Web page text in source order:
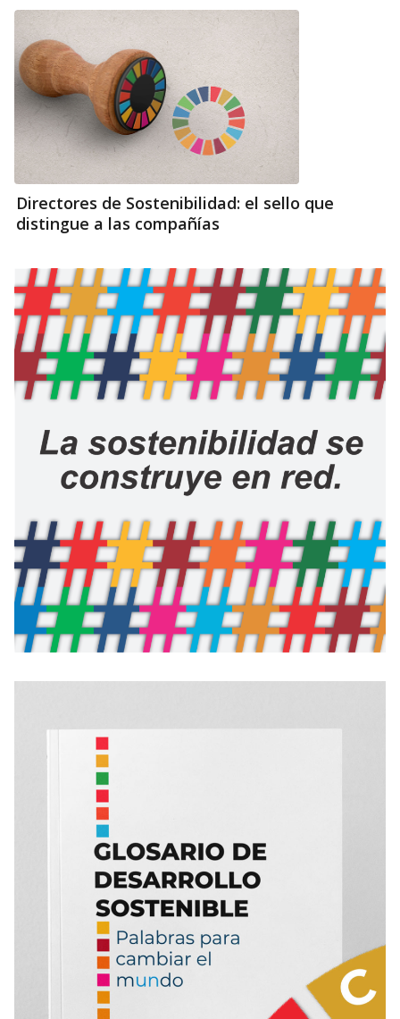
Directores de Sostenibilidad: el sello que
distingue a las compañías